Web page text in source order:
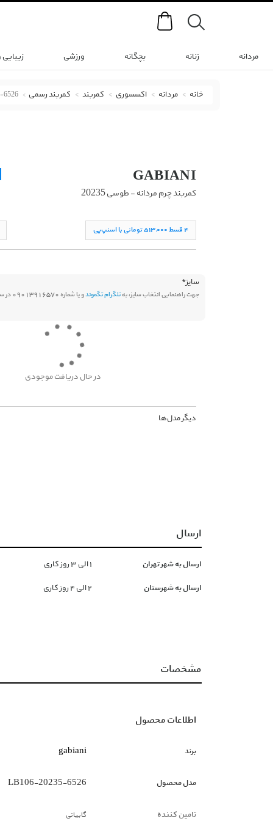
Search
مردانه زنانه بچگانه ورزشی
خانه مردانه اکسسوری کمربند کمربند رسمی 6526
GABIANI
کمربند چرم مردانه - طوسی 20235
۴ قسط ۵١۳,۰۰۰ تومانی با اسنپ‌پی
سایز*
جهت راهنمایی انتخاب سایز، بهتلگرام تگموندو یا شماره 09013916570 در سامانه بله پیام دهید.
در حال دریافت موجودی
دیگر مدل‌ها
ارسال
ارسال به شهر تهران ١ الی ۳ روز کاری
ارسال به شهرستان ۲ الی ۴ روز کاری
مشخصات
اطلاعات محصول
برند gabiani
مدل محصول LB106-20235-6526
تامین کننده گابیانی